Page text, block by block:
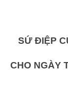
SỨ ĐIỆP
CHO NGÀY